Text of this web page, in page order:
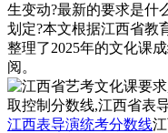
生变动?最新的要求是什
划定?本文根据江西省教
整理了2025年的文化课
阅。
江西表导演统考分数线